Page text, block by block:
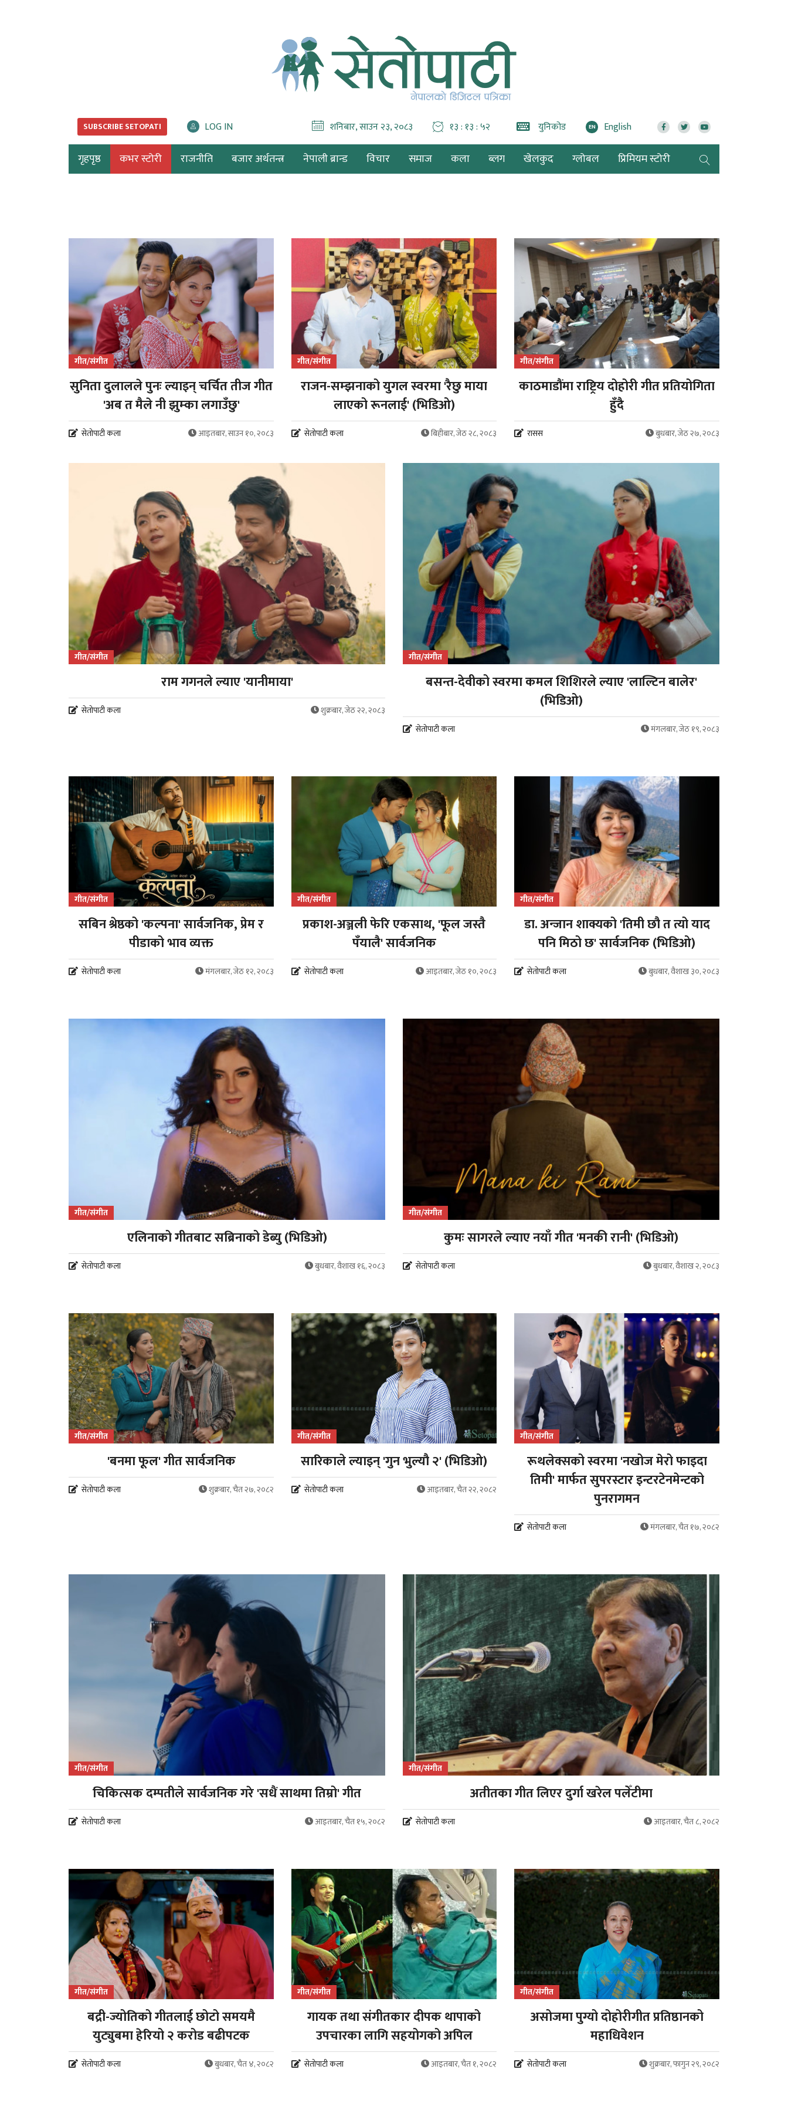
SUBSCRIBE SETOPATI LOG IN शनिबार, साउन २३, २०८३ १३ : १३ : ५४ युनिकोड EN English
गृहपृष्ठ कभर स्टोरी राजनीति बजार अर्थतन्त्र नेपाली ब्रान्ड विचार समाज कला ब्लग खेलकुद ग्लोबल प्रिमियम स्टोरी
गीत/संगीत
सुनिता दुलालले पुनः ल्याइन् चर्चित तीज गीत
'अब त मैले नी झुम्का लगाउँछु'
सेतोपाटी कला आइतबार, साउन १०, २०८३
गीत/संगीत
राजन-सम्झनाको युगल स्वरमा 'रैछु माया
लाएको रूनलाई' (भिडिओ)
सेतोपाटी कला बिहीबार, जेठ २८, २०८३
गीत/संगीत
काठमाडौंमा राष्ट्रिय दोहोरी गीत प्रतियोगिता
हुँदै
रासस बुधबार, जेठ २७, २०८३
गीत/संगीत
राम गगनले ल्याए 'यानीमाया'
सेतोपाटी कला शुक्रबार, जेठ २२, २०८३
गीत/संगीत
बसन्त-देवीको स्वरमा कमल शिशिरले ल्याए 'लाल्टिन बालेर'
(भिडिओ)
सेतोपाटी कला मंगलबार, जेठ १९, २०८३
गीत/संगीत
सबिन श्रेष्ठको 'कल्पना' सार्वजनिक, प्रेम र
पीडाको भाव व्यक्त
सेतोपाटी कला मंगलबार, जेठ १२, २०८३
गीत/संगीत
प्रकाश-अञ्जली फेरि एकसाथ, 'फूल जस्तै
पँयालै' सार्वजनिक
सेतोपाटी कला आइतबार, जेठ १०, २०८३
गीत/संगीत
डा. अन्जान शाक्यको 'तिमी छौ त त्यो याद
पनि मिठो छ' सार्वजनिक (भिडिओ)
सेतोपाटी कला बुधबार, वैशाख ३०, २०८३
गीत/संगीत
एलिनाको गीतबाट सब्रिनाको डेब्यु (भिडिओ)
सेतोपाटी कला बुधबार, वैशाख १६, २०८३
गीत/संगीत
कुमः सागरले ल्याए नयाँ गीत 'मनकी रानी' (भिडिओ)
सेतोपाटी कला बुधबार, वैशाख २, २०८३
गीत/संगीत
'बनमा फूल' गीत सार्वजनिक
सेतोपाटी कला शुक्रबार, चैत २७, २०८२
गीत/संगीत
सारिकाले ल्याइन् 'गुन भुल्यौ २' (भिडिओ)
सेतोपाटी कला आइतबार, चैत २२, २०८२
गीत/संगीत
रूथलेक्सको स्वरमा 'नखोज मेरो फाइदा
तिमी' मार्फत सुपरस्टार इन्टरटेनमेन्टको
पुनरागमन
सेतोपाटी कला मंगलबार, चैत १७, २०८२
गीत/संगीत
चिकित्सक दम्पतीले सार्वजनिक गरे 'सधैं साथमा तिम्रो' गीत
सेतोपाटी कला आइतबार, चैत १५, २०८२
गीत/संगीत
अतीतका गीत लिएर दुर्गा खरेल पलेँटीमा
सेतोपाटी कला आइतबार, चैत ८, २०८२
गीत/संगीत
बद्री-ज्योतिको गीतलाई छोटो समयमै
युट्युबमा हेरियो २ करोड बढीपटक
सेतोपाटी कला बुधबार, चैत ४, २०८२
गीत/संगीत
गायक तथा संगीतकार दीपक थापाको
उपचारका लागि सहयोगको अपिल
सेतोपाटी कला आइतबार, चैत १, २०८२
गीत/संगीत
असोजमा पुग्यो दोहोरीगीत प्रतिष्ठानको
महाधिवेशन
सेतोपाटी कला शुक्रबार, फागुन २९, २०८२